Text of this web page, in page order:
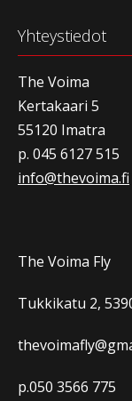
Yhteystiedot
The Voima
Kertakaari 5
55120 Imatra
p. 045 6127 515
info@thevoima.fi
The Voima Fly
Tukkikatu 2,
p.050 3566 775